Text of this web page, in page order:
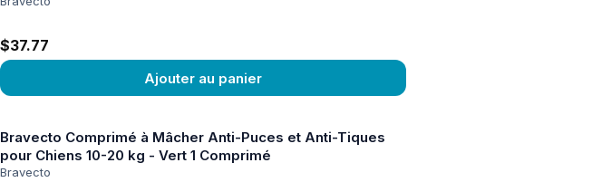
$37.77
Ajouter au panier
Bravecto Comprimé à Mâcher Anti-Puces et Anti-Tiques
pour Chiens 10-20 kg - Vert 1 Comprimé
Bravecto